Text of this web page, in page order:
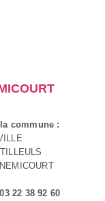
commune :
03 22 38 92 60